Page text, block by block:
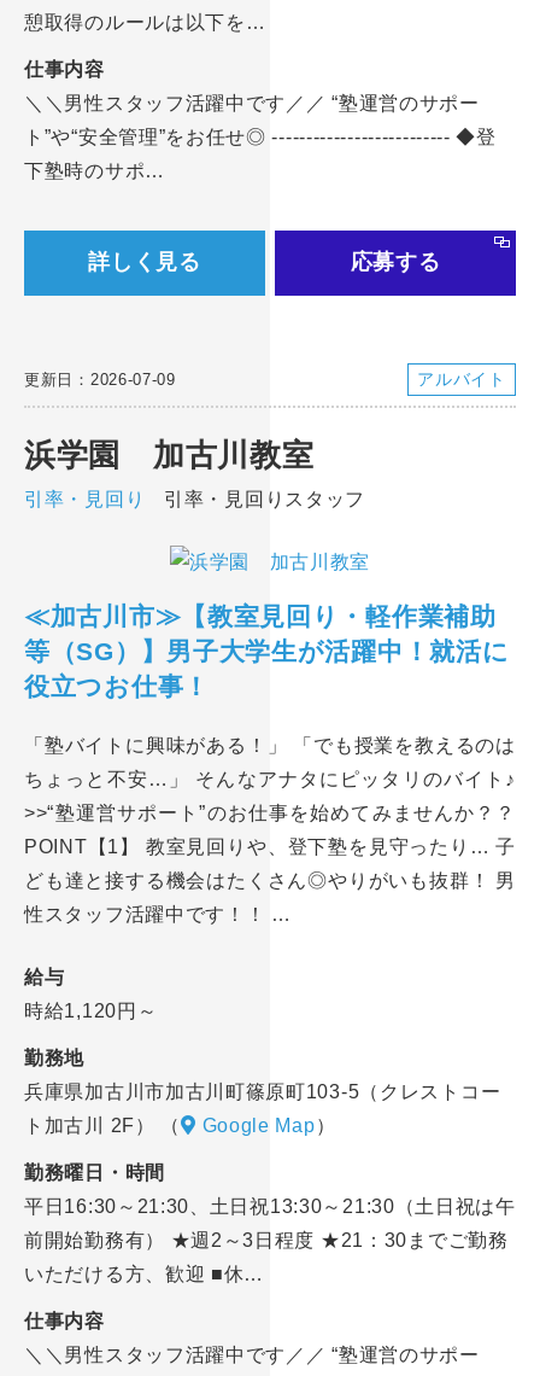
憩取得のルールは以下を…
仕事内容
＼＼男性スタッフ活躍中です／／ “塾運営のサポー
ト”や“安全管理”をお任せ◎ -------------------------- ◆登
下塾時のサポ…
詳しく見る 応募する
更新日：2026-07-09 アルバイト
浜学園 加古川教室
引率・見回り 引率・見回りスタッフ
≪加古川市≫【教室見回り・軽作業補助
等（SG）】男子大学生が活躍中！就活に
役立つお仕事！
「塾バイトに興味がある！」 「でも授業を教えるのは
ちょっと不安…」 そんなアナタにピッタリのバイト♪
>>“塾運営サポート”のお仕事を始めてみませんか？？
POINT【1】 教室見回りや、登下塾を見守ったり… 子
ども達と接する機会はたくさん◎やりがいも抜群！ 男
性スタッフ活躍中です！！ …
給与
時給1,120円～
勤務地
兵庫県加古川市加古川町篠原町103-5（クレストコー
ト加古川 2F）
（ Google Map）
勤務曜日・時間
平日16:30～21:30、土日祝13:30～21:30（土日祝は午
前開始勤務有） ★週2～3日程度 ★21：30までご勤務
いただける方、歓迎 ■休…
仕事内容
＼＼男性スタッフ活躍中です／／ “塾運営のサポー